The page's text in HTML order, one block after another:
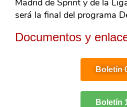
será la final del programa
Documentos y
Boletín
Boletín